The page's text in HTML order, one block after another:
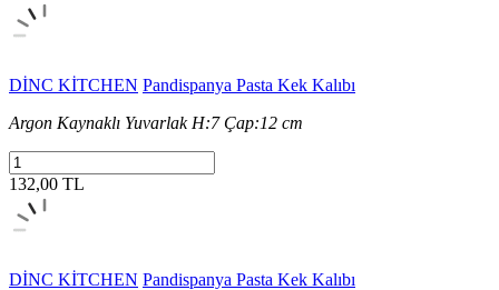
DİNC KİTCHEN Pandispanya Pasta Kek Kalıbı
Argon Kaynaklı Yuvarlak H:7 Çap:12 cm
132,00 TL
DİNC KİTCHEN Pandispanya Pasta Kek Kalıbı